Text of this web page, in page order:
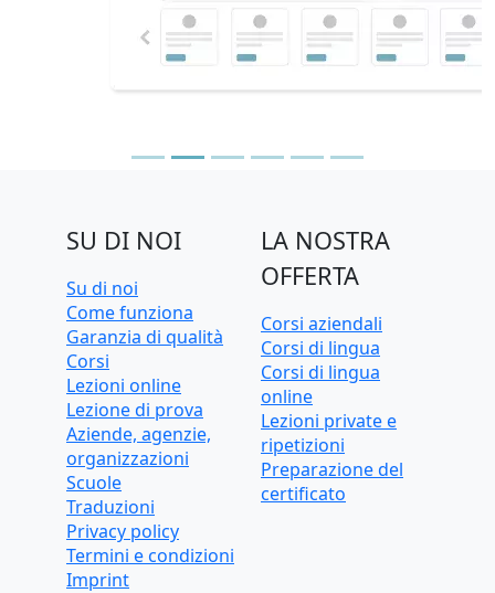
SU DI NOI
Su di noi
Come funziona
Garanzia di qualità
Corsi
Lezioni online
Lezione di prova
Aziende, agenzie,
organizzazioni
Scuole
Traduzioni
Privacy policy
Termini e condizioni
Imprint
LA NOSTRA
OFFERTA
Corsi aziendali
Corsi di lingua
Corsi di lingua
online
Lezioni private e
ripetizioni
Preparazione del
certificato